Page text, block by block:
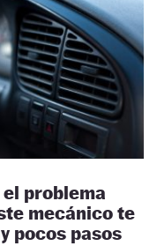
problema
mecánico te
pocos pasos